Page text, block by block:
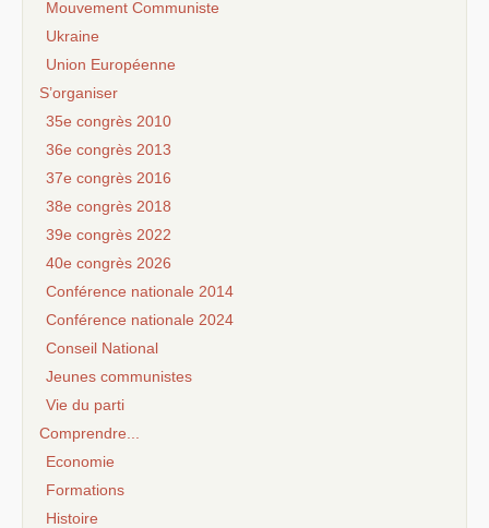
Mouvement Communiste
Ukraine
Union Européenne
S’organiser
35e congrès 2010
36e congrès 2013
37e congrès 2016
38e congrès 2018
39e congrès 2022
40e congrès 2026
Conférence nationale 2014
Conférence nationale 2024
Conseil National
Jeunes communistes
Vie du parti
Comprendre...
Economie
Formations
Histoire